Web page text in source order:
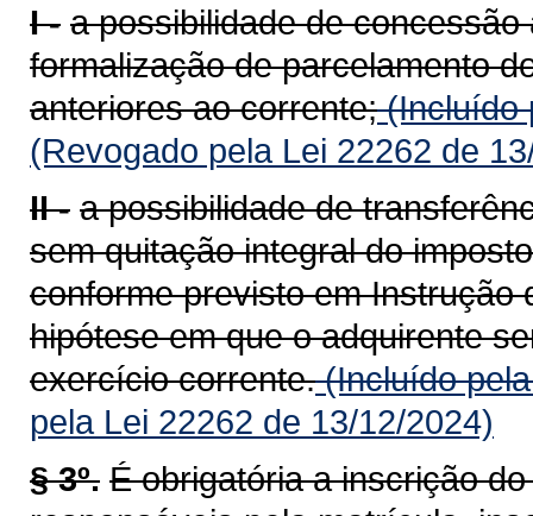
I - a possibilidade de
formalização de parcelamento
anteriores ao corrente;(Incluído
(Revogado pela Lei 22262 de
II - a possibilidade de
sem quitação integral do
conforme previsto em Instrução
hipótese em que o adquirente
exercício corrente.(Incluído
pela Lei 22262 de 13/12/2024)
§ 3º. É obrigatória a inscrição